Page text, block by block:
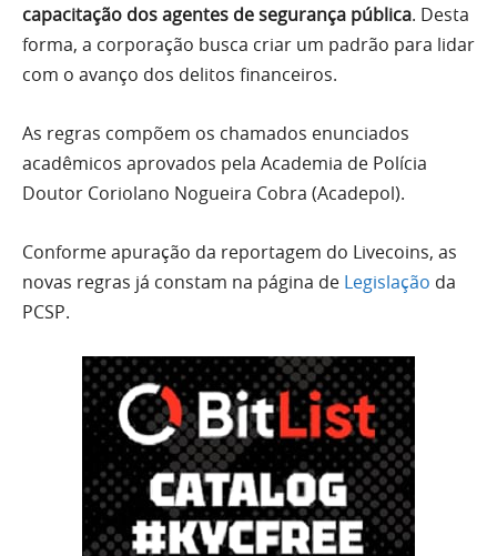
capacitação dos agentes de segurança pública. Desta
forma, a corporação busca criar um padrão para lidar
com o avanço dos delitos financeiros.
As regras compõem os chamados enunciados
acadêmicos aprovados pela Academia de Polícia
Doutor Coriolano Nogueira Cobra (Acadepol).
Conforme apuração da reportagem do Livecoins, as
novas regras já constam na página de Legislação da
PCSP.